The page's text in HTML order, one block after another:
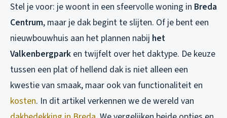
Stel je voor: je woont in een sfeervolle woning in Breda
Centrum, maar je dak begint te slijten. Of je bent een
nieuwbouwhuis aan het plannen nabij het
Valkenbergpark en twijfelt over het daktype. De keuze
tussen een plat of hellend dak is niet alleen een
kwestie van smaak, maar ook van functionaliteit en
kosten. In dit artikel verkennen we de wereld van